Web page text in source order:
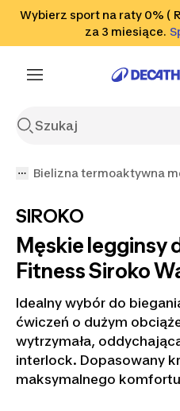
Przejdź do wyszukiwania
Wybierz sport na raty 0% (
za 3 miesiące.
Bielizna termoaktywna
SIROKO
Męskie legginsy
Fitness Siroko
Idealny wybór do
ćwiczeń o dużym
wytrzymała,
interlock. Dopasowany
maksymalnego